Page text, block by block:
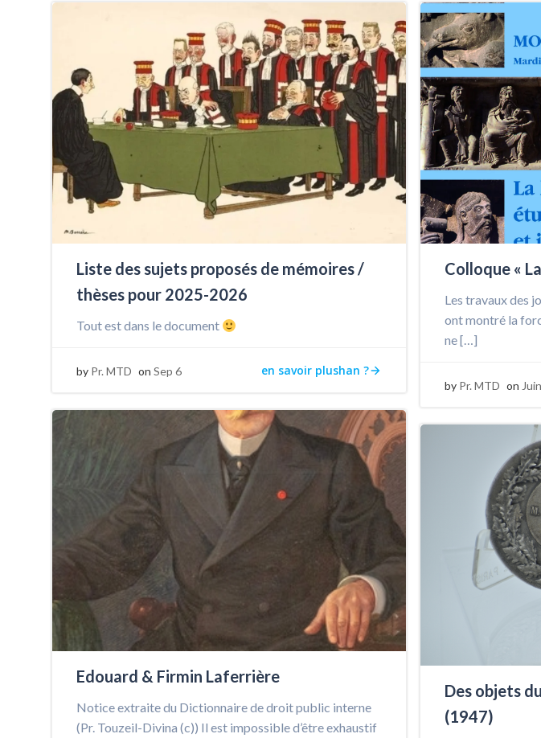
Liste des sujets proposés de mémoires /
thèses pour 2025-2026
Tout est dans le document
by Pr. MTD on Sep 6 en savoir plushan ?
Colloque «
Les travaux des
ont montré la
ne […]
by Pr. MTD on
Edouard & Firmin Laferrière
Notice extraite du Dictionnaire de droit public interne
(Pr. Touzeil-Divina (c)) Il est impossible d’être exhaustif
Des objets
(1947)